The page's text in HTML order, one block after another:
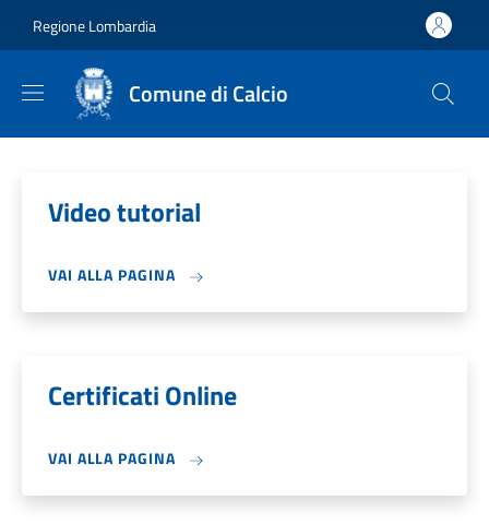
Regione Lombardia
Comune di Calcio
Video tutorial
VAI ALLA PAGINA
Certificati Online
VAI ALLA PAGINA